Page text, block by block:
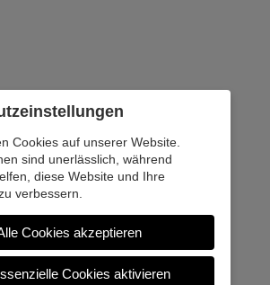
Cookies auf unserer Website.
sind unerlässlich, während
diese Website und Ihre
verbessern.
Cookies akzeptieren
Cookies aktivieren